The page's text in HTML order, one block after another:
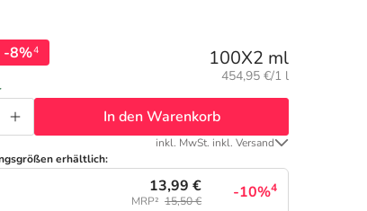
-8%4 100X2 ml
Grundpreis:
454,95 €/1 l
In den Warenkorb
inkl. MwSt. inkl. Versand
erhältlich:
13,99 €
MRP² 15,50 € -10%4